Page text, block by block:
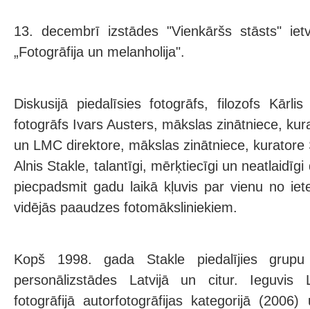
13. decembrī izstādes "Vienkāršs stāsts"
„Fotogrāfija un melanholija".
Diskusijā piedalīsies fotogrāfs, filozofs
fotogrāfs Ivars Austers, mākslas zinātniece,
un LMC direktore, mākslas zinātniece, kuratore
Alnis Stakle, talantīgi, mērķtiecīgi un neatlaidīgi
piecpadsmit gadu laikā kļuvis par vienu no
vidējās paaudzes fotomāksliniekiem.
Kopš 1998. gada Stakle piedalījies
personālizstādes Latvijā un citur. Ieguvis
fotogrāfijā autorfotogrāfijas kategorijā